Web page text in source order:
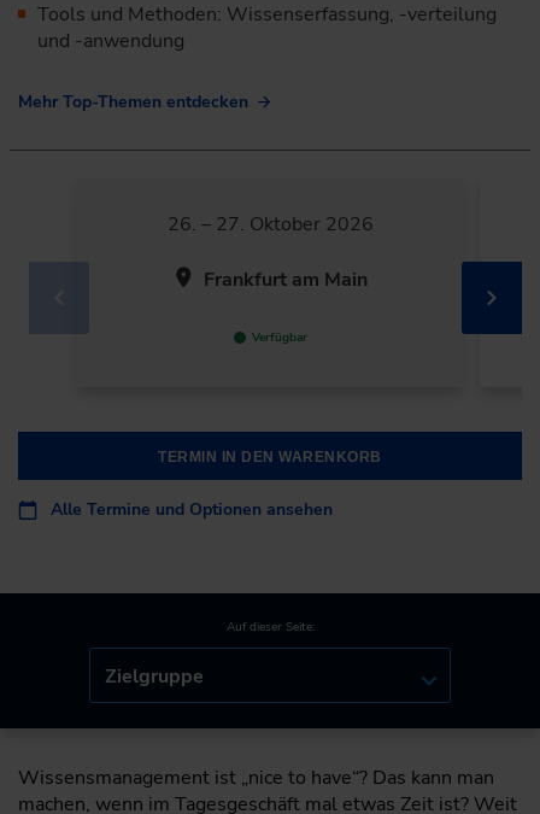
Tools und Methoden: Wissenserfassung, -verteilung
und -anwendung
Mehr Top-Themen entdecken
26. – 27. Oktober 2026
Frankfurt am Main
Verfügbar
TERMIN IN DEN WARENKORB
Alle Termine und Optionen ansehen
Auf dieser Seite:
Zielgruppe
Wissensmanagement ist „nice to have“? Das kann man
machen, wenn im Tagesgeschäft mal etwas Zeit ist? Weit